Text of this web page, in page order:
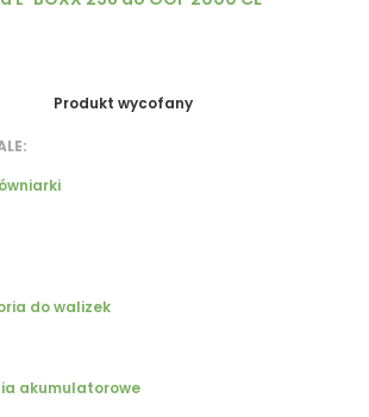
do walizek
akumulatorowe
Produkt wycofany